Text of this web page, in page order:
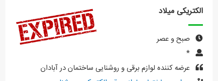
راهنما
ورود یا عضویت
الکتریکی میلاد
صبح و عصر
*
عرضه کننده لوازم برقی و روشنایی ساختمان در آبادان